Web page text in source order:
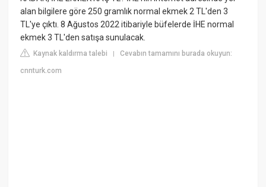
alan bilgilere göre 250 gramlık normal ekmek 2 TL'den 3
TL'ye çıktı. 8 Ağustos 2022 itibariyle büfelerde İHE normal
ekmek 3 TL'den satışa sunulacak.
Kaynak kaldırma talebi |Cevabın tamamını burada okuyun:
cnnturk.com